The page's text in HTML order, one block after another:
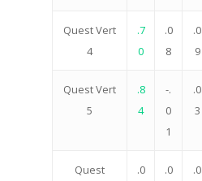
Quest Vert
4
.7
0
.0
8
.0
9
Quest Vert
5
.8
4
-.
0
1
.0
3
Quest
.0
.0
.0